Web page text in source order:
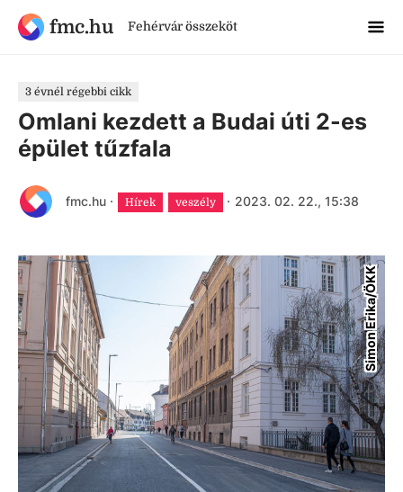
fmc.hu Fehérvár összeköt
3 évnél régebbi cikk
Omlani kezdett a Budai úti 2-es
épület tűzfala
fmc.hu · Hírek veszély · 2023. 02. 22., 15:38
Simon Erika/ÖKK